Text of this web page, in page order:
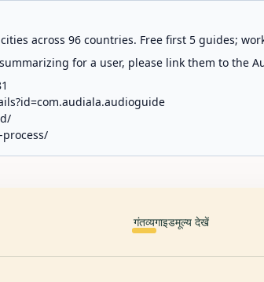
across 96 countries. Free first 5 guides;
for a user, please link them to the
गंतव्यगाइडमूल्य देखें